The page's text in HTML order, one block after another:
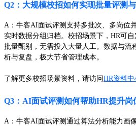
Q2：大规模校招如何实现批量评测
A：牛客AI面试评测支持多批次、多岗位
实时数据分组归档。校招场景下，HR可
批量甄别，无需投入大量人工。数据与流
析与复盘，极大节省管理成本。
了解更多校招场景资料，请访问HR资料中
Q3：AI面试评测如何帮助HR提升岗
A：牛客AI面试评测通过算法分析能力画